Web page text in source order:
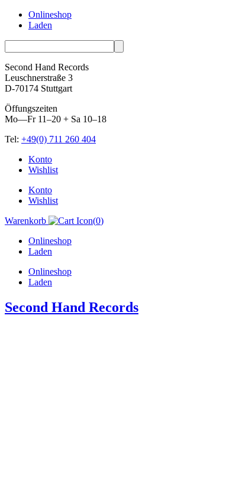
Onlineshop
Laden
Second Hand Records
Leuschnerstraße 3
D-70174 Stuttgart
Öffungszeiten
Mo—Fr 11–20 + Sa 10–18
Tel: +49(0) 711 260 404
Skip
Konto
Wishlist
Konto
Wishlist
Warenkorb
(0)
Onlineshop
Laden
Onlineshop
Laden
Second Hand Records